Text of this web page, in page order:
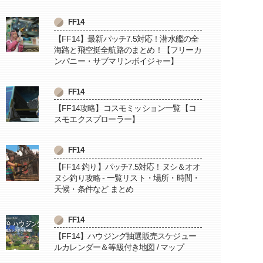
FF14
【FF14】最新パッチ7.5対応！潜水艦の全
海路と飛空挺全航路のまとめ！【フリーカ
ンパニー・サブマリンボイジャー】
FF14
【FF14攻略】コスモミッション一覧【コ
スモエクスプローラー】
FF14
【FF14 釣り】パッチ7.5対応！ヌシ＆オオ
ヌシ釣り攻略 - 一覧リスト・場所・時間・
天候・条件など まとめ
FF14
【FF14】ハウジング抽選販売スケジュー
ルカレンダー＆等級付き地図 / マップ